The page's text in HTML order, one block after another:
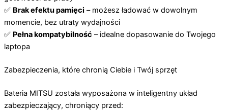
✅ Brak efektu pamięci – możesz ładować w dowolnym
momencie, bez utraty wydajności
✅ Pełna kompatybilność – idealne dopasowanie do Twojego
laptopa
Zabezpieczenia, które chronią Ciebie i Twój sprzęt
Bateria MITSU została wyposażona w inteligentny układ
zabezpieczający, chroniący przed: